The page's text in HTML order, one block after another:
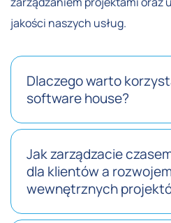
jakości naszych usług.
Dlaczego warto
software house?
Jak zarządzacie
dla klientów a
wewnętrznych